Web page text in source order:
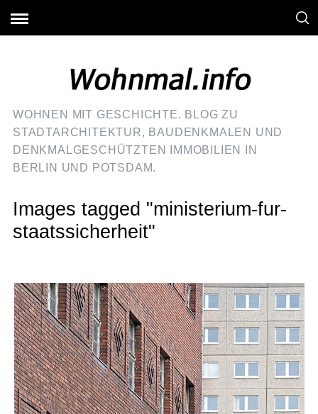
WOHNEN MIT GESCHICHTE. BLOG ZU
STADTARCHITEKTUR, BAUDENKMALEN UND
DENKMALGESCHÜTZTEN IMMOBILIEN IN
BERLIN UND POTSDAM.
Images tagged "ministerium-fur-
staatssicherheit"